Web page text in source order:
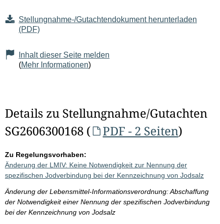
Seiteninhalt
Stellungnahme-/Gutachtendokument herunterladen
(PDF)
Inhalt dieser Seite melden
(Mehr Informationen)
Details zu Stellungnahme/Gutachten
SG2606300168 (
PDF - 2 Seiten)
Zu Regelungsvorhaben:
Änderung der LMIV: Keine Notwendigkeit zur Nennung der
spezifischen Jodverbindung bei der Kennzeichnung von Jodsalz
Änderung der Lebensmittel-Informationsverordnung: Abschaffung
der Notwendigkeit einer Nennung der spezifischen Jodverbindung
bei der Kennzeichnung von Jodsalz